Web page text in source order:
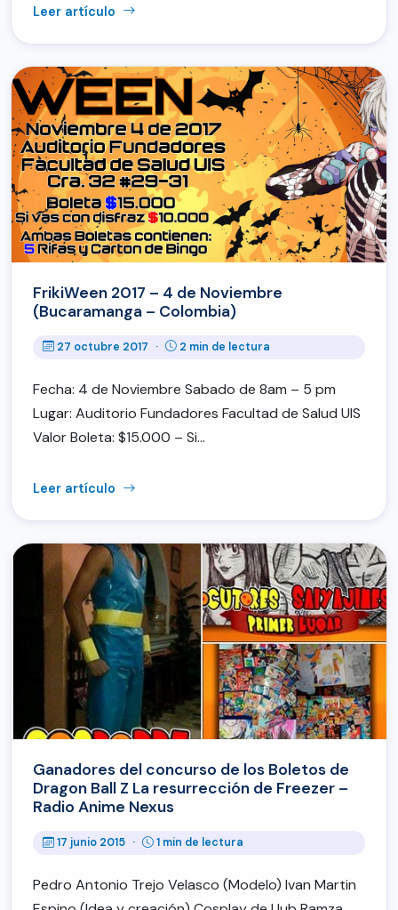
Leer artículo
FrikiWeen 2017 – 4 de Noviembre
(Bucaramanga – Colombia)
27 octubre 2017 · 2 min de lectura
Fecha: 4 de Noviembre Sabado de 8am – 5 pm
Lugar: Auditorio Fundadores Facultad de Salud UIS
Valor Boleta: $15.000 – Si…
Leer artículo
Ganadores del concurso de los Boletos de
Dragon Ball Z La resurrección de Freezer –
Radio Anime Nexus
17 junio 2015 · 1 min de lectura
Pedro Antonio Trejo Velasco (Modelo) Ivan Martin